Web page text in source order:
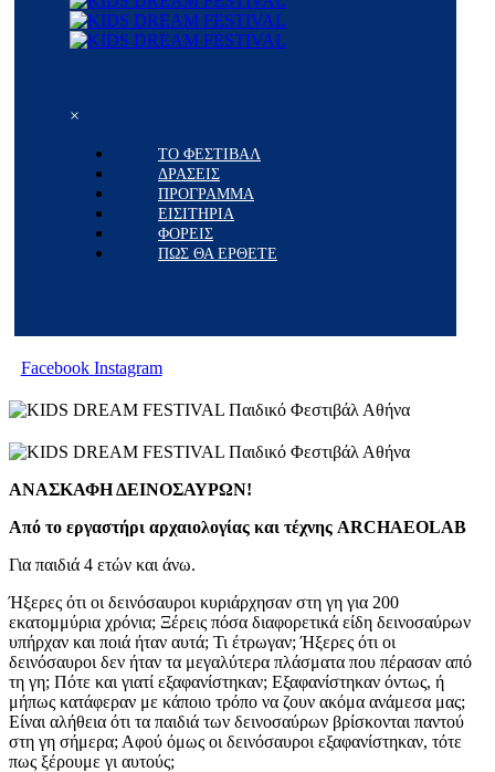
×
ΤΟ ΦΕΣΤΙΒΑΛ
ΔΡΑΣΕΙΣ
ΠΡΟΓΡΑΜΜΑ
ΕΙΣΙΤΗΡΙΑ
ΦΟΡΕΙΣ
ΠΩΣ ΘΑ ΕΡΘΕΤΕ
Facebook Instagram
ΑΝΑΣΚΑΦΗ ΔΕΙΝΟΣΑΥΡΩΝ!
Από το εργαστήρι αρχαιολογίας και τέχνης ARCHAEOLAB
Για παιδιά 4 ετών και άνω.
Ήξερες ότι οι δεινόσαυροι κυριάρχησαν στη γη για 200
εκατομμύρια χρόνια; Ξέρεις πόσα διαφορετικά είδη δεινοσαύρων
υπήρχαν και ποιά ήταν αυτά; Τι έτρωγαν; Ήξερες ότι οι
δεινόσαυροι δεν ήταν τα μεγαλύτερα πλάσματα που πέρασαν από
τη γη; Πότε και γιατί εξαφανίστηκαν; Εξαφανίστηκαν όντως, ή
μήπως κατάφεραν με κάποιο τρόπο να ζουν ακόμα ανάμεσα μας;
Είναι αλήθεια ότι τα παιδιά των δεινοσαύρων βρίσκονται παντού
στη γη σήμερα; Αφού όμως οι δεινόσαυροι εξαφανίστηκαν, τότε
πως ξέρουμε γι αυτούς;